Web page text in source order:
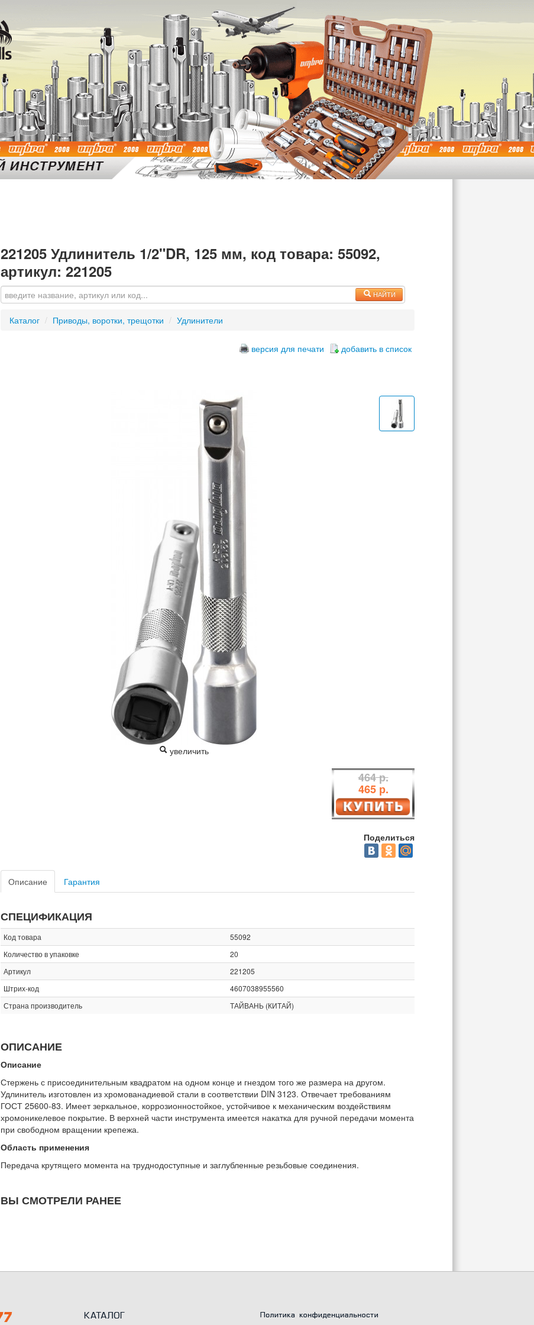
221205 Удлинитель 1/2"DR, 125 мм, код товара: 55092,
артикул: 221205
НАЙТИ
Каталог / Приводы, воротки, трещотки / Удлинители
версия для печати добавить в список
увеличить
464 р.
465 р.
Поделиться
Описание Гарантия
СПЕЦИФИКАЦИЯ
Код товара
55092
Количество в упаковке
20
Артикул
221205
Штрих-код
4607038955560
Страна производитель
ТАЙВАНЬ (КИТАЙ)
ОПИСАНИЕ
Описание
Стержень с присоединительным квадратом на одном конце и гнездом того же размера на другом.
Удлинитель изготовлен из хромованадиевой стали в соответствии DIN 3123. Отвечает требованиям
ГОСТ 25600-83. Имеет зеркальное, коррозионностойкое, устойчивое к механическим воздействиям
хромоникелевое покрытие. В верхней части инструмента имеется накатка для ручной передачи момента
при свободном вращении крепежа.
Область применения
Передача крутящего момента на труднодоступные и заглубленные резьбовые соединения.
ВЫ СМОТРЕЛИ РАНЕЕ